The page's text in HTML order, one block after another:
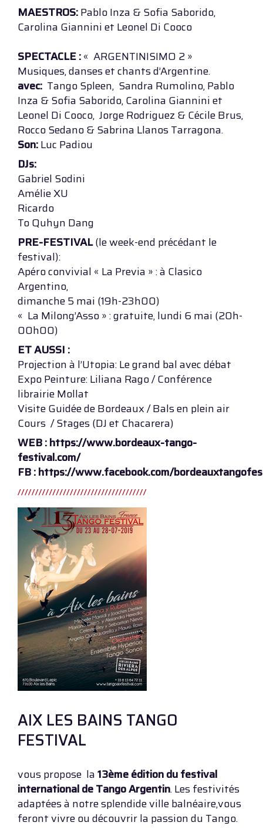
MAESTROS:Pablo Inza & Sofia Saborido,
Carolina Giannini et Leonel Di Cooco
SPECTACLE :« ARGENTINISIMO 2 »
Musiques, danses et chants d’Argentine.
avec: Tango Spleen, Sandra Rumolino, Pablo
Inza & Sofia Saborido, Carolina Giannini et
Leonel Di Cooco, Jorge Rodriguez & Cécile Brus,
Rocco Sedano & Sabrina Llanos Tarragona.
Son:Luc Padiou
DJs:
Gabriel Sodini
Amélie XU
Ricardo
To Quhyn Dang
PRE-FESTIVAL(le week-end précédant le
festival):
Apéro convivial « La Previa » : à Clasico
Argentino,
dimanche 5 mai (19h-23h00)
« La Milong’Asso » : gratuite, lundi 6 mai (20h-
00h00)
ET AUSSI :
Projection à l’Utopia: Le grand bal avec débat
Expo Peinture: Liliana Rago / Conférence
librairie Mollat
Visite Guidée de Bordeaux / Bals en plein air
Cours / Stages (DJ et Chacarera)
WEB : https://www.bordeaux-tango-
festival.com/
FB : https://www.facebook.com/
AIX LES BAINS TANGO
FESTIVAL
vous propose la13ème édition du festival
international de Tango Argentin. Les festivités
adaptées à notre splendide ville balnéaire,vous
feront vivre ou découvrir la passion du Tango.